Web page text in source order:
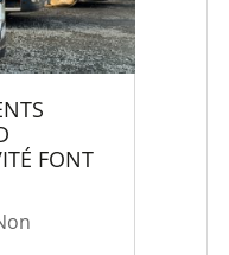
FONT